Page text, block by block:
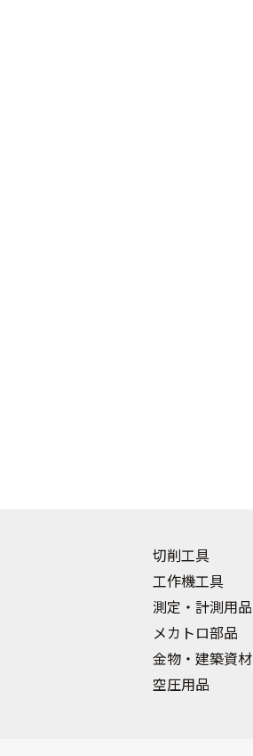
切削工具
工作機工具
測定・計測用品
メカトロ部品
金物・建築資材
空圧用品